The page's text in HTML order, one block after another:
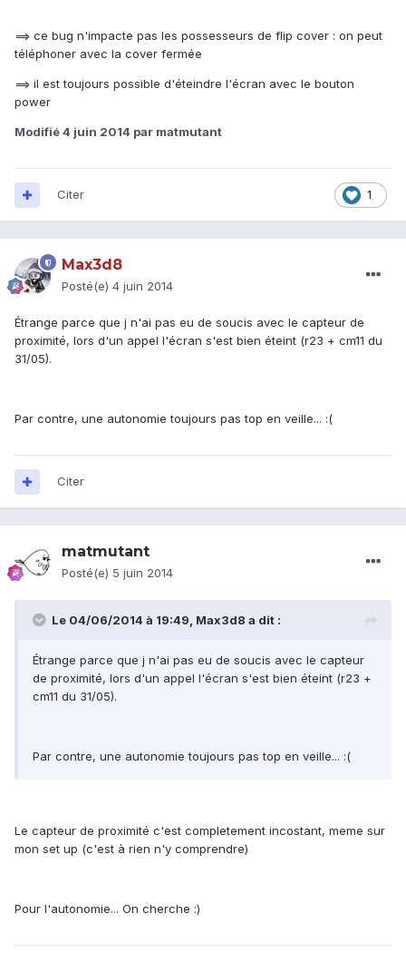
==> ce bug n'impacte pas les possesseurs de flip cover : on peut
téléphoner avec la cover fermée
==> il est toujours possible d'éteindre l'écran avec le bouton
power
Modifié4 juin 2014 par matmutant
1
Citer
Max3d8
Posté(e) 4 juin 2014
Étrange parce que j n'ai pas eu de soucis avec le capteur de
proximité, lors d'un appel l'écran s'est bien éteint (r23 + cm11 du
31/05).
Par contre, une autonomie toujours pas top en veille... :(
Citer
matmutant
Posté(e) 5 juin 2014
Le 04/06/2014 à 19:49, Max3d8 a dit :
Étrange parce que j n'ai pas eu de soucis avec le capteur
de proximité, lors d'un appel l'écran s'est bien éteint (r23 +
cm11 du 31/05).
Par contre, une autonomie toujours pas top en veille... :(
Le capteur de proximité c'est completement incostant, meme sur
mon set up (c'est à rien n'y comprendre)
Pour l'autonomie... On cherche :)